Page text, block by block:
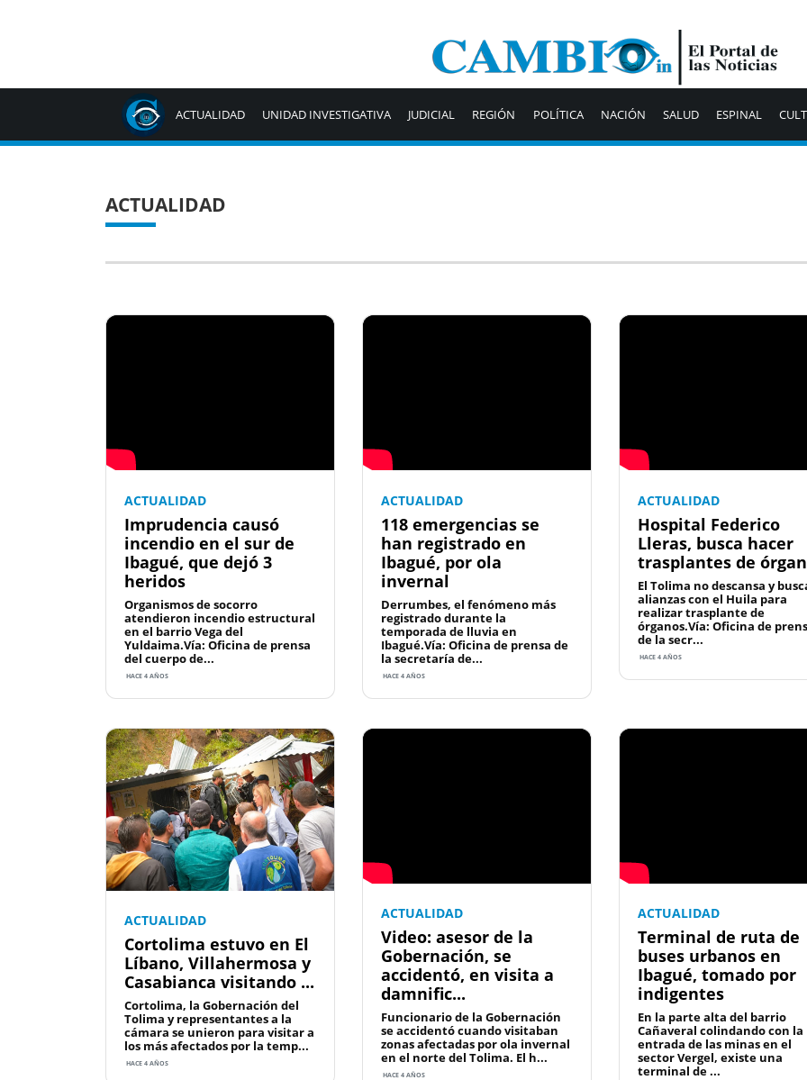
ACTUALIDAD UNIDAD INVESTIGATIVA JUDICIAL REGIÓN POLÍTICA NACIÓN SALUD ESPINAL
ACTUALIDAD
ACTUALIDAD
Imprudencia causó
incendio en el sur de
Ibagué, que dejó 3
heridos
Organismos de socorro
atendieron incendio estructural
en el barrio Vega del
Yuldaima.Vía: Oficina de prensa
del cuerpo de...
HACE 4 AÑOS
ACTUALIDAD
118 emergencias se
han registrado en
Ibagué, por ola
invernal
Derrumbes, el fenómeno más
registrado durante la
temporada de lluvia en
Ibagué.Vía: Oficina de prensa de
la secretaría de...
HACE 4 AÑOS
ACTUALIDAD
Hospital Federico
Lleras, busca hacer
trasplantes de
El Tolima no descansa y
alianzas con el Huila para
realizar trasplante de
órganos.Vía: Oficina de
de la secr...
HACE 4 AÑOS
ACTUALIDAD
Cortolima estuvo en El
Líbano, Villahermosa y
Casabianca visitando ...
Cortolima, la Gobernación del
Tolima y representantes a la
cámara se unieron para visitar a
los más afectados por la temp...
HACE 4 AÑOS
ACTUALIDAD
Video: asesor de la
Gobernación, se
accidentó, en visita a
damnific...
Funcionario de la Gobernación
se accidentó cuando visitaban
zonas afectadas por ola invernal
en el norte del Tolima. El h...
HACE 4 AÑOS
ACTUALIDAD
Terminal de ruta de
buses urbanos en
Ibagué, tomado por
indigentes
En la parte alta del barrio
Cañaveral colindando con la
entrada de las minas en el
sector Vergel, existe una
terminal de ...